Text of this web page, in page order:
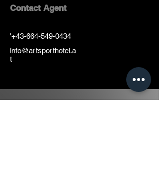
Contact Agent
'+43-664-549-0434
info@artsporthotel.a
t